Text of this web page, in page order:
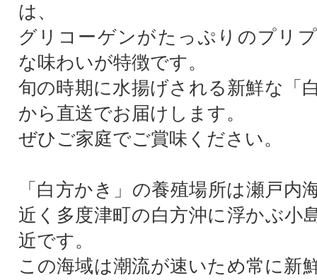
は、
グリコーゲンがたっぷりのプリ
な味わいが特徴です。
旬の時期に水揚げされる新鮮な「
から直送でお届けします。
ぜひご家庭でご賞味ください。
「白方かき」の養殖場所は瀬戸内
近く多度津町の白方沖に浮かぶ小
近です。
この海域は潮流が速いため常に新